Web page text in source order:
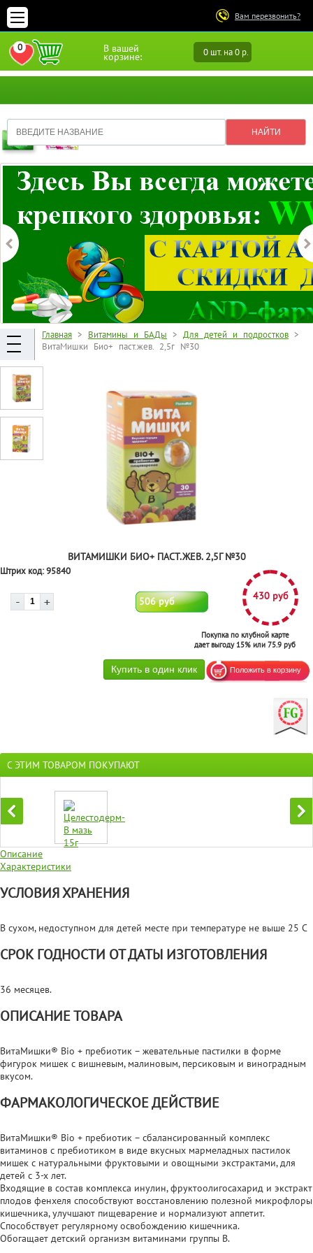
Вам перезвонить?
В вашей
корзине: 0 шт. на 0 р.
0
ПЕРЕЙТИ В ИЗБРАННОЕ
Главная > Витамины и БАДы > Для детей и подростков >
ВитаМишки Био+ паст.жев. 2,5г №30
ВИТАМИШКИ БИО+ ПАСТ.ЖЕВ. 2,5Г №30
Штрих код:95840
506 руб 430 руб
Покупка по клубной карте
дает выгоду 15% или 75.9 руб
С ЭТИМ ТОВАРОМ ПОКУПАЮТ
Описание
Характеристики
УСЛОВИЯ ХРАНЕНИЯ
В сухом, недоступном для детей месте при температуре не выше 25 С
СРОК ГОДНОСТИ ОТ ДАТЫ ИЗГОТОВЛЕНИЯ
36 месяцев.
ОПИСАНИЕ ТОВАРА
ВитаМишки® Bio + пребиотик – жевательные пастилки в форме
фигурок мишек с вишневым, малиновым, персиковым и виноградным
вкусом.
ФАРМАКОЛОГИЧЕСКОЕ ДЕЙСТВИЕ
ВитаМишки® Bio + пребиотик – сбалансированный комплекс
витаминов с пребиотиком в виде вкусных мармеладных пастилок
мишек с натуральными фруктовыми и овощными экстрактами, для
детей с 3-х лет.
Входящие в состав комплекса инулин, фруктоолигосахарид и экстракт
плодов фенхеля способствуют восстановлению полезной микрофлоры
кишечника, улучшают пищеварение и нормализуют аппетит.
Способствует регулярному освобождению кишечника.
Обогащает детский организм витаминами группы В.